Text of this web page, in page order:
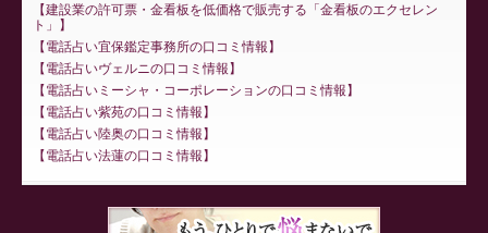
建設業の許可票・金看板を低価格で販売する「金看板のエクセレン
ト」
電話占い宜保鑑定事務所の口コミ情報
電話占いヴェルニの口コミ情報
電話占いミーシャ・コーポレーションの口コミ情報
電話占い紫苑の口コミ情報
電話占い陸奥の口コミ情報
電話占い法蓮の口コミ情報